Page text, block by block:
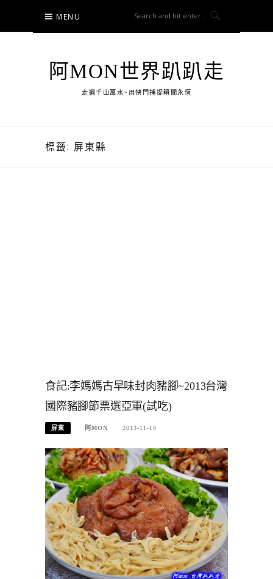
content
MENU
阿MON世界趴趴走
走遍千山萬水~用快門捕捉瞬間永恆
標籤: 屏東縣
食記:李媽媽古早味封肉豬腳~2013台灣
國際豬腳節票選亞軍(試吃)
屏東 阿MON 2013-11-10